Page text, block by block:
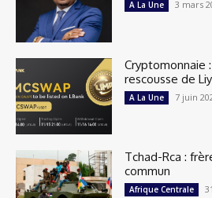
A La Une 3 mars
Cryptomonnaie
rescousse de
A La Une 7 juin
Tchad-Rca :
commun
Afrique Centrale